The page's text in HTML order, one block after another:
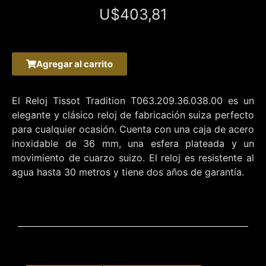
U$403,81
Agregar al carrito
El Reloj Tissot Tradition T063.209.36.038.00 es un
elegante y clásico reloj de fabricación suiza perfecto
para cualquier ocasión. Cuenta con una caja de acero
inoxidable de 36 mm, una esfera plateada y un
movimiento de cuarzo suizo. El reloj es resistente al
agua hasta 30 metros y tiene dos años de garantía.